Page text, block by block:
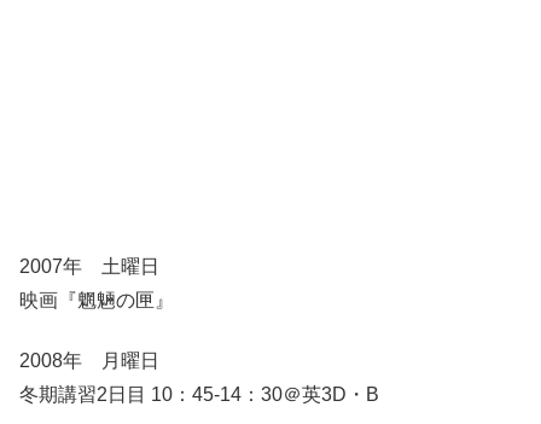
2007年 土曜日
映画『魍魎の匣』
2008年 月曜日
冬期講習2日目 10：45-14：30＠英3D・B